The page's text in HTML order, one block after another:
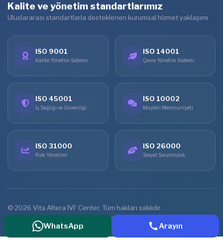
Kalite ve yönetim standartlarımız
Uluslararası standartlarla desteklenen kurumsal hizmet yaklaşımı
ISO 9001
Kalite Yönetim Sistemi
ISO 14001
Çevre Yönetim Sistemi
ISO 45001
İş Sağlığı ve Güvenliği
ISO 10002
Müşteri Memnuniyeti
ISO 31000
Risk Yönetimi
ISO 26000
Sosyal Sorumluluk
© 2026 Vita Altera IVF Center. Tüm hakları saklıdır.
Online Görüşme
WhatsApp Arayın